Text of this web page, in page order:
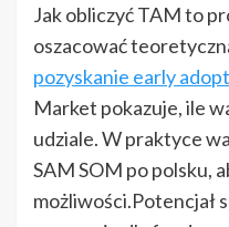
Jak obliczyć TAM to
oszacować
pozyskanie early
Market pokazuje, ile
udziale. W praktyce
SAM SOM po polsku,
możliwości.Potencjał